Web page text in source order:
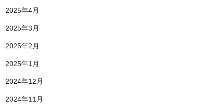
2025年4月
2025年3月
2025年2月
2025年1月
2024年12月
2024年11月